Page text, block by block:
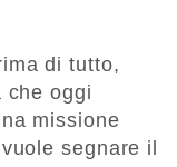
di tutto,
che oggi
missione
segnare il